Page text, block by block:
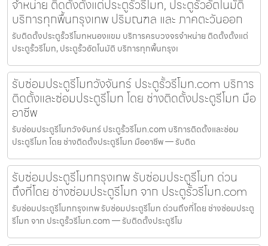
จำหน่าย ติดตั้งตั้งแต่ประตูรั้วรีโมท, ประตูรั้วอัตโนมัติ
บริการทุกพื้นกรุงเทพ ปริมณฑล และ ภาคตะวันออก
รับติดตั้งประตูรั้วรีโมทหนองแขม บริการครบวงจรจำหน่าย ติดตั้งตั้งแต่
ประตูรั้วรีโมท, ประตูรั้วอัตโนมัติ บริการทุกพื้นกรุงเ
รับซ่อมประตูรีโมทวังจันทร์ ประตูรั้วรีโมท.com บริการ
ติดตั้งและซ่อมประตูรีโมท โดย ช่างติดตั้งประตูรีโมท มือ
อาชีพ
รับซ่อมประตูรีโมทวังจันทร์ ประตูรั้วรีโมท.com บริการติดตั้งและซ่อม
ประตูรีโมท โดย ช่างติดตั้งประตูรีโมท มืออาชีพ — รับติด
รับซ่อมประตูรีโมทกรุงเทพ รับซ่อมประตูรีโมท ด่วน
ถึงที่โดย ช่างซ่อมประตูรีโมท จาก ประตูรั้วรีโมท.com
รับซ่อมประตูรีโมทกรุงเทพ รับซ่อมประตูรีโมท ด่วนถึงที่โดย ช่างซ่อมประตู
รีโมท จาก ประตูรั้วรีโมท.com — รับติดตั้งประตูรีโม